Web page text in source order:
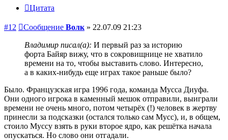
Цитата
#12 Сообщение Волк » 22.07.09 21:23
Владимир писал(а): И первый раз за историю
форта Байяр вижу, что в сокровищнице не хватило
времени на то, чтобы выставить слово. Интересно,
а в каких-нибудь еще играх такое раньше было?
Было. Французская игра 1996 года, команда Мусса Диуфа.
Они одного игрока в каменный мешок отправили, выиграли
времени не очень много, потом четырёх (!) человек в жертву
принесли за подсказки (остался только сам Мусс), и, в общем,
стоило Муссу взять в руки второе ядро, как решётка начала
опускаться. Но слово они отгадали.